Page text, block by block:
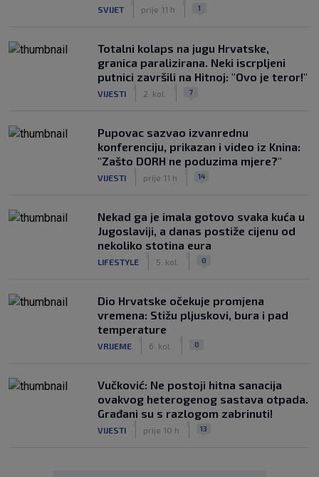
SVIJET prije 11 h 1
Totalni kolaps na jugu Hrvatske,
granica paralizirana. Neki iscrpljeni
putnici završili na Hitnoj: "Ovo je teror!"
VIJESTI 2. kol. 7
Pupovac sazvao izvanrednu
konferenciju, prikazan i video iz Knina:
"Zašto DORH ne poduzima mjere?"
VIJESTI prije 11 h 14
Nekad ga je imala gotovo svaka kuća u
Jugoslaviji, a danas postiže cijenu od
nekoliko stotina eura
LIFESTYLE 5. kol. 0
Dio Hrvatske očekuje promjena
vremena: Stižu pljuskovi, bura i pad
temperature
VRIJEME 6. kol. 0
Vučković: Ne postoji hitna sanacija
ovakvog heterogenog sastava otpada.
Građani su s razlogom zabrinuti!
VIJESTI prije 10 h 13